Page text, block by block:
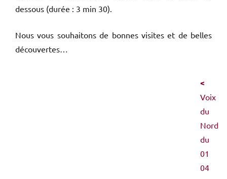
dessous (durée : 3 min 30).
Nous vous souhaitons de bonnes visites et de belles
découvertes…
<
Voix
du
Nord
du
01
04